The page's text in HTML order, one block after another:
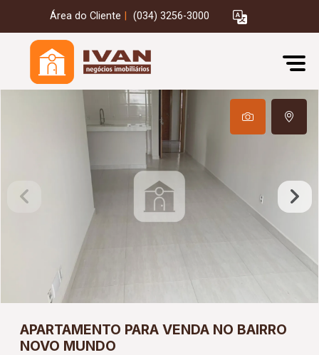
Área do Cliente (034) 3256-3000
APARTAMENTO PARA VENDA NO BAIRRO
NOVO MUNDO